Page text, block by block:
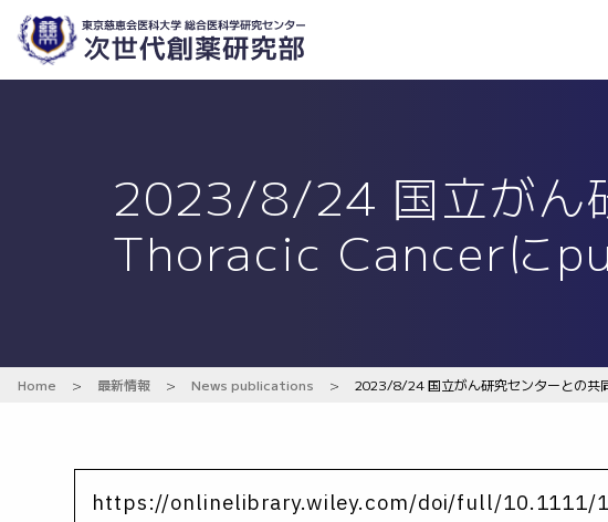
2023/8/24 国立がん
Thoracic Cancerに
Home > 最新情報 > News publications > 2023/8/24 国立がん研究センターとの共
https://onlinelibrary.wiley.com/doi/full/10.1111/